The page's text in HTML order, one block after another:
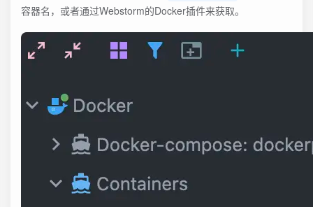
容器名，或者通过Webstorm的Docker插件来获取。